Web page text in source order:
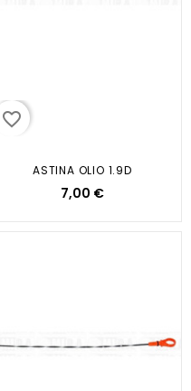
favorite_border
ASTINA OLIO 1.9D
7,00 €